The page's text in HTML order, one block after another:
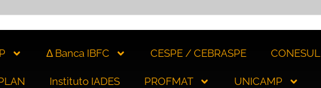
∆ Banca IBFC CESPE / CEBRASPE CONESUL
Instituto IADES PROFMAT UNICAMP